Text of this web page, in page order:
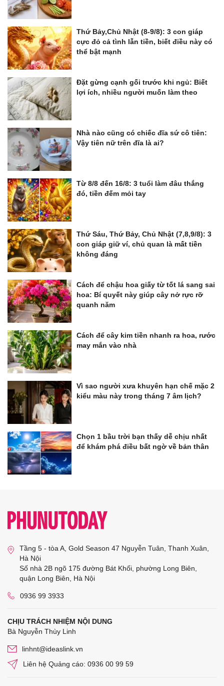
Thứ Bảy,Chủ Nhật (8-9/8): 3 con giáp
cực đỏ cả tình lẫn tiền, biết điều này có
thể bật mạnh
Đặt gừng cạnh gối trước khi ngủ: Biết
lợi ích, nhiều người muốn làm theo
Nhà nào cũng có chiếc đĩa sứ cô tiên:
Vậy tiên nữ trên đĩa là ai?
Từ 8/8 đến 16/8: 3 tuổi làm đâu thắng
đó, tiền đếm mỏi tay
Thứ Sáu, Thứ Bảy, Chủ Nhật (7,8,9/8): 3
con giáp giữ ví, chủ quan là mất tiền
không đáng
Cách để chậu hoa giấy từ tốt lá sang sai
hoa: Bí quyết này giúp cây nở rực rỡ
quanh năm
Cách để cây kim tiền nhanh ra hoa, rước
may mắn vào nhà
Vì sao người xưa khuyên hạn chế mặc 2
kiểu màu này trong tháng 7 âm lịch?
Chọn 1 bầu trời bạn thấy dễ chịu nhất
để khám phá điều bất ngờ về bản thân
Tầng 5 - tòa A, Gold Season 47 Nguyễn Tuân, Thanh Xuân,
Hà Nội
Số nhà 2B ngõ 175 đường Bát Khối, phường Long Biên,
quận Long Biên, Hà Nội
0936 99 3933
CHỊU TRÁCH NHIỆM NỘI DUNG
Bà Nguyễn Thùy Linh
linhnt@ideaslink.vn
Liên hệ Quảng cáo: 0936 00 99 59